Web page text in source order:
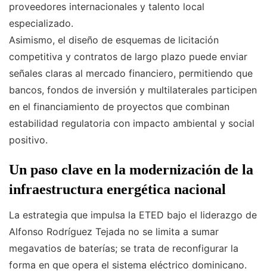
proveedores internacionales y talento local
especializado.
Asimismo, el diseño de esquemas de licitación
competitiva y contratos de largo plazo puede enviar
señales claras al mercado financiero, permitiendo que
bancos, fondos de inversión y multilaterales participen
en el financiamiento de proyectos que combinan
estabilidad regulatoria con impacto ambiental y social
positivo.
Un paso clave en la modernización de la
infraestructura energética nacional
La estrategia que impulsa la ETED bajo el liderazgo de
Alfonso Rodríguez Tejada no se limita a sumar
megavatios de baterías; se trata de reconfigurar la
forma en que opera el sistema eléctrico dominicano.